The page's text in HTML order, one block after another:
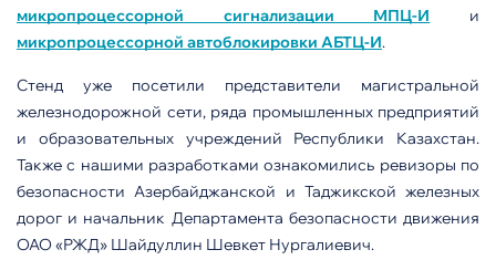
микропроцессорной сигнализации МПЦ-И и
микропроцессорной автоблокировки АБТЦ-И.
Стенд уже посетили представители магистральной
железнодорожной сети, ряда промышленных предприятий
и образовательных учреждений Республики Казахстан.
Также с нашими разработками ознакомились ревизоры по
безопасности Азербайджанской и Таджикской железных
дорог и начальник Департамента безопасности движения
ОАО «РЖД» Шайдуллин Шевкет Нургалиевич.